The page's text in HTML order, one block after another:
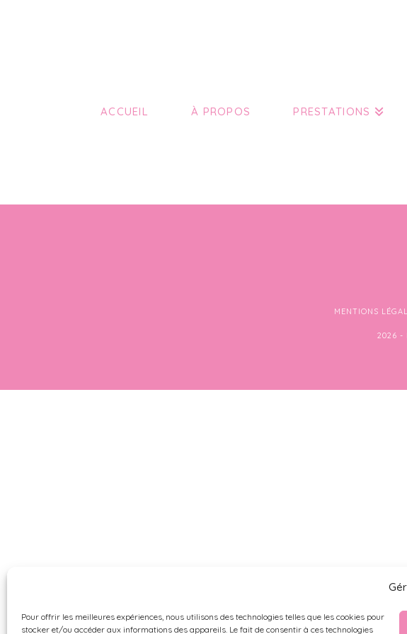
Pour offrir les meilleures expériences, nous utilisons des technologies telles que les cookies pour
stocker et/ou accéder aux informations des appareils. Le fait de consentir à ces technologies
ACCUEIL À PROPOS PRESTATIONS
MENTIONS
2026